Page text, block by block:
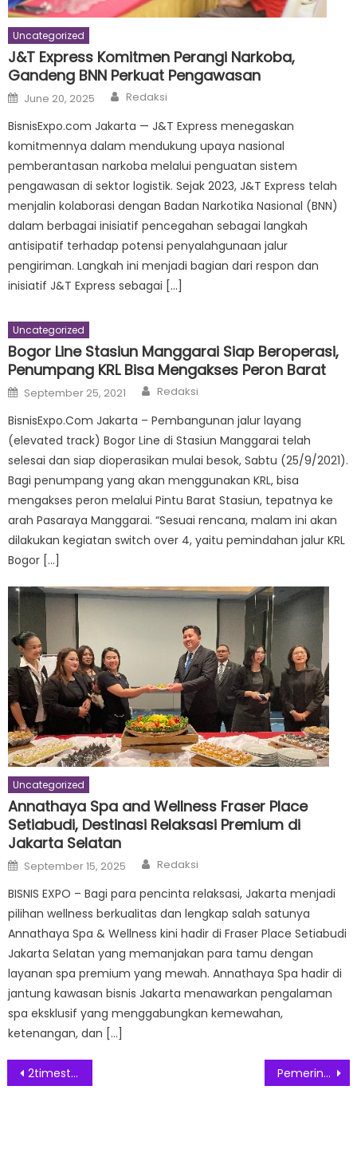
Uncategorized
J&T Express Komitmen Perangi Narkoba,
Gandeng BNN Perkuat Pengawasan
Posted
on
June 20, 2025 Author
Redaksi
BisnisExpo.com Jakarta — J&T Express menegaskan
komitmennya dalam mendukung upaya nasional
pemberantasan narkoba melalui penguatan sistem
pengawasan di sektor logistik. Sejak 2023, J&T Express telah
menjalin kolaborasi dengan Badan Narkotika Nasional (BNN)
dalam berbagai inisiatif pencegahan sebagai langkah
antisipatif terhadap potensi penyalahgunaan jalur
pengiriman. Langkah ini menjadi bagian dari respon dan
inisiatif J&T Express sebagai […]
Uncategorized
Bogor Line Stasiun Manggarai Siap Beroperasi,
Penumpang KRL Bisa Mengakses Peron Barat
Posted
on
September 25, 2021 Author
Redaksi
BisnisExpo.Com Jakarta – Pembangunan jalur layang
(elevated track) Bogor Line di Stasiun Manggarai telah
selesai dan siap dioperasikan mulai besok, Sabtu (25/9/2021).
Bagi penumpang yang akan menggunakan KRL, bisa
mengakses peron melalui Pintu Barat Stasiun, tepatnya ke
arah Pasaraya Manggarai. “Sesuai rencana, malam ini akan
dilakukan kegiatan switch over 4, yaitu pemindahan jalur KRL
Bogor […]
Uncategorized
Annathaya Spa and Wellness Fraser Place
Setiabudi, Destinasi Relaksasi Premium di
Jakarta Selatan
Posted
on
September 15, 2025 Author
Redaksi
BISNIS EXPO – Bagi para pencinta relaksasi, Jakarta menjadi
pilihan wellness berkualitas dan lengkap salah satunya
Annathaya Spa & Wellness kini hadir di Fraser Place Setiabudi
Jakarta Selatan yang memanjakan para tamu dengan
layanan spa premium yang mewah. Annathaya Spa hadir di
jantung kawasan bisnis Jakarta menawarkan pengalaman
spa eksklusif yang menggabungkan kemewahan,
ketenangan, dan […]
Post
2timestoo Tawarkan Berbagai Produk Apparel yang Unik Pemerintah Diminta Serentak Sosialiasi Pembelian Minyak Goreng Lewat PeduliLindungi